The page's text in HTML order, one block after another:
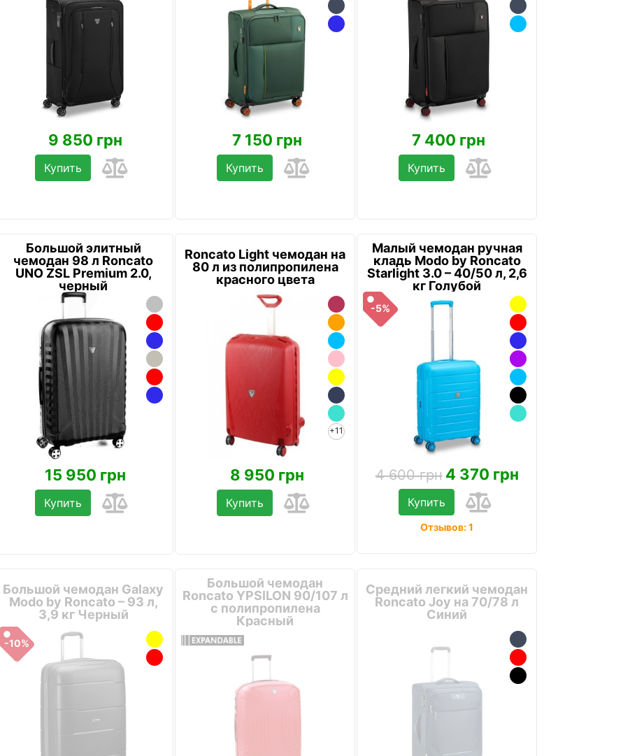
9 850 грн
Купить
7 150 грн
Купить
7 400 грн
Купить
Большой элитный
чемодан 98 л Roncato
UNO ZSL Premium 2.0,
черный
15 950 грн
Купить
Roncato Light чемодан на
80 л из полипропилена
красного цвета
+11
8 950 грн
Купить
Малый чемодан ручная
кладь Modo by Roncato
Starlight 3.0 – 40/50 л, 2,6
кг Голубой
-5%
4 600 грн 4 370 грн
Купить
Отзывов: 1
Большой чемодан Galaxy
Modo by Roncato – 93 л,
3,9 кг Черный
-10%
Большой чемодан
Roncato YPSILON 90/107 л
с полипропилена
Красный
Средний легкий чемодан
Roncato Joy на 70/78 л
Синий